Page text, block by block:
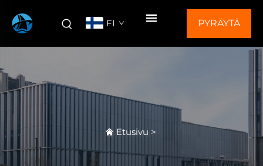
FI PYRÄYTÄ
Etusivu >